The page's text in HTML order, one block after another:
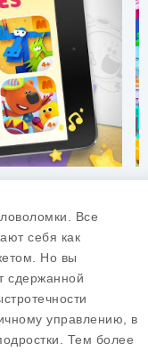
Все
себя как
Но вы
сдержанной
управлению, в
Тем более